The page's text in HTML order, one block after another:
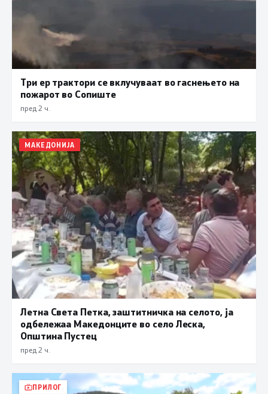
Три ер трактори се вклучуваат во гаснењето на
пожарот во Сопиште
пред 2 ч.
МАКЕДОНИЈА
Летна Света Петка, заштитничка на селото, ја
одбележаа Македонците во село Леска,
Општина Пустец
пред 2 ч.
ПРИЛОГ